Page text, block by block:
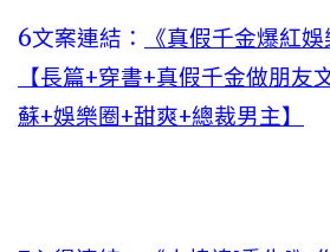
6文案連結：
《真假千金爆紅
【長篇+穿書+真假千金做朋友
蘇+娛樂圈+甜爽+總裁男主】